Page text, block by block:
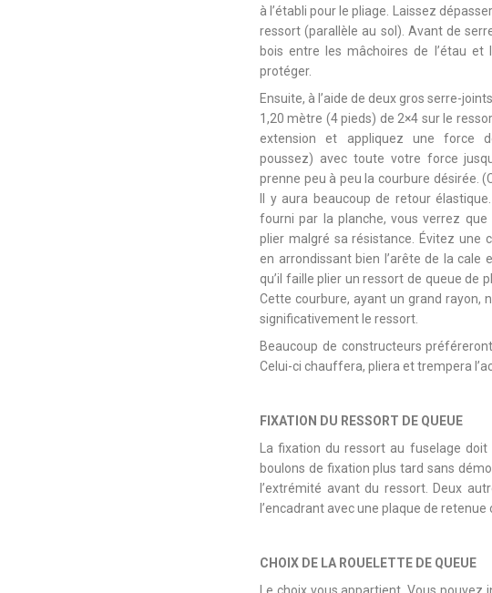
à l’établi pour le pliage. Laissez
ressort (parallèle au sol). Avant de
bois entre les mâchoires de l’étau et
protéger.
Ensuite, à l’aide de deux gros serre-
1,20 mètre (4 pieds) de 2×4 sur le
extension et appliquez une force
poussez) avec toute votre force
prenne peu à peu la courbure désirée.
Il y aura beaucoup de retour
fourni par la planche, vous verrez
plier malgré sa résistance. Évitez une
en arrondissant bien l’arête de la cale
qu’il faille plier un ressort de queue de
Cette courbure, ayant un grand rayon,
significativement le ressort.
Beaucoup de constructeurs
Celui-ci chauffera, pliera et trempera
FIXATION DU RESSORT DE QUEUE
La fixation du ressort au fuselage
boulons de fixation plus tard sans
l’extrémité avant du ressort. Deux
l’encadrant avec une plaque de
CHOIX DE LA ROUELETTE DE QUEUE